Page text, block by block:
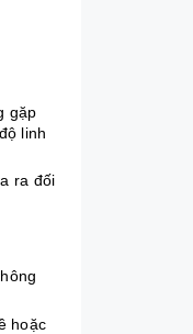
gặp
linh
ra đối
hoặc